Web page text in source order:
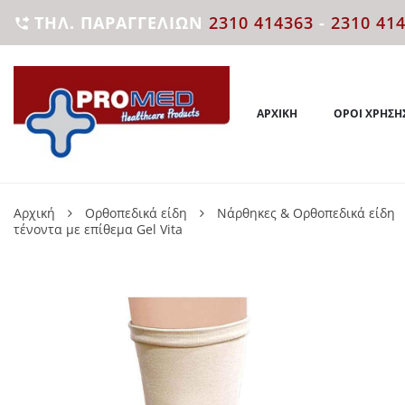
 ΤΗΛ. ΠΑΡΑΓΓΕΛΙΏΝ 2310 414363 - 2310
ΑΡΧΙΚΉ ΌΡΟΙ
Αρχική Ορθοπεδικά είδη
Νάρθηκες & Ορθοπεδικά είδη
τένοντα με επίθεμα Gel Vita